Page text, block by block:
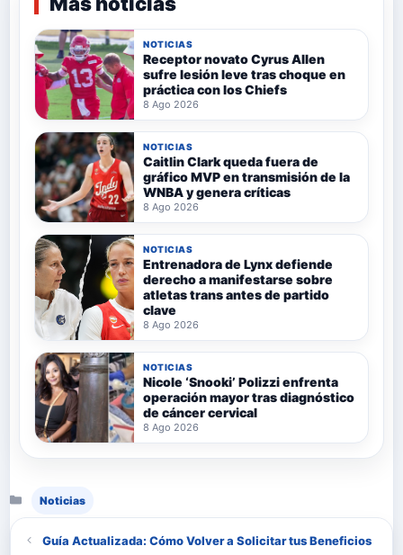
NOTICIAS
Receptor novato Cyrus Allen
sufre lesión leve tras choque en
práctica con los Chiefs
8 Ago 2026
NOTICIAS
Caitlin Clark queda fuera de
gráfico MVP en transmisión de la
WNBA y genera críticas
8 Ago 2026
NOTICIAS
Entrenadora de Lynx defiende
derecho a manifestarse sobre
atletas trans antes de partido
clave
8 Ago 2026
NOTICIAS
Nicole ‘Snooki’ Polizzi enfrenta
operación mayor tras diagnóstico
de cáncer cervical
8 Ago 2026
Noticias
Guía Actualizada: Cómo Volver a Solicitar tus Beneficios